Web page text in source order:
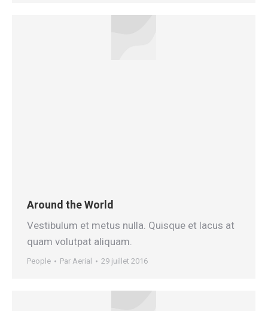
Around the World
Vestibulum et metus nulla. Quisque et lacus at
quam volutpat aliquam.
People Par Aerial 29 juillet 2016